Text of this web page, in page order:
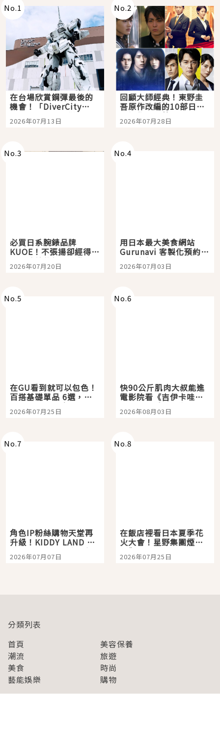
No.1
在台場欣賞鋼彈最後的
機會！「DiverCity
Tokyo Plaza」搭船、
購物、美食及夜景，一
2026年07月13日
No.2
回顧大師經典！東野圭
吾原作改編的10部日本
影視作品推薦
2026年07月28日
No.3
必買日系腕錶品牌
KUOE！不張揚卻經得起
時間洗鍊的經典之作五
選
2026年07月20日
No.4
用日本最大美食網站
Gurunavi 客製化預約九
大都市餐廳，打造專屬
美食體驗！
2026年07月03日
No.5
在GU看到就可以包色！
百搭基礎單品 6選，閉
眼全收也不心疼
2026年07月25日
No.6
快90公斤肌肉大叔能進
電影院看《吉伊卡哇》
嗎？日本重金屬樂團
「打首」會長與nagano
2026年08月03日
No.7
角色IP粉絲購物天堂再
升級！KIDDY LAND 原
宿店吉伊卡哇迎客，新
開幕 OMOKADO 店3分
2026年07月07日
No.8
在飯店裡看日本夏季花
火大會！星野集團煙火
景觀飯店6選，讓你不用
人擠人悠閒欣賞
2026年07月25日
分類列表
首頁
美容保養
潮流
旅遊
美食
時尚
藝能娛樂
購物